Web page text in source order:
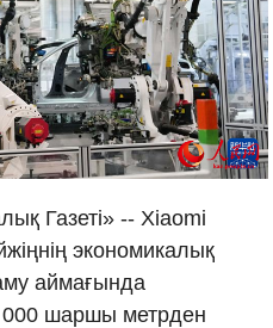
Газеті» -- Xiaomi
экономикалық
аймағында
000 шаршы метрден